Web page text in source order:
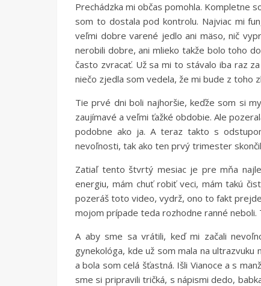
Prechádzka mi občas pomohla. Kompletne
som to dostala pod kontrolu. Najviac mi
veľmi dobre varené jedlo ani mäso, nič
nerobili dobre, ani mlieko takže bolo toho
často zvracať. Už sa mi to stávalo iba raz
niečo zjedla som vedela, že mi bude z toho
Tie prvé dni boli najhoršie, keďže som si
zaujímavé a veľmi ťažké obdobie. Ale
podobne ako ja. A teraz takto s
nevoľnosti, tak ako ten prvý trimester
Zatiaľ tento štvrtý mesiac je pre mňa
energiu, mám chuť robiť veci, mám takú
pozeráš toto video, vydrž, ono to fakt
mojom prípade teda rozhodne ranné
A aby sme sa vrátili, keď mi začali
gynekológa, kde už som mala na
a bola som celá šťastná. Išli Vianoce a s
sme si pripravili tričká, s nápismi dedo,